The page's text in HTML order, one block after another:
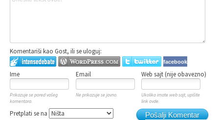
Komentariši kao Gost, ili se uloguj:
facebook
Ime Email Web sajt (nije obavezno)
Prikazuje se pored vašeg
komentara.
Ne prikazuje se javno.
Ukoliko imate web sajt, upišite
link ovde.
Pošalji Komentar
Pretplati se na